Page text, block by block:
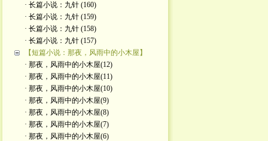
· 长篇小说：九针 (160)
· 长篇小说：九针 (159)
· 长篇小说：九针 (158)
· 长篇小说：九针 (157)
【短篇小说：那夜，风雨中的小木屋】
· 那夜，风雨中的小木屋(12)
· 那夜，风雨中的小木屋(11)
· 那夜，风雨中的小木屋(10)
· 那夜，风雨中的小木屋(9)
· 那夜，风雨中的小木屋(8)
· 那夜，风雨中的小木屋(7)
· 那夜，风雨中的小木屋(6)